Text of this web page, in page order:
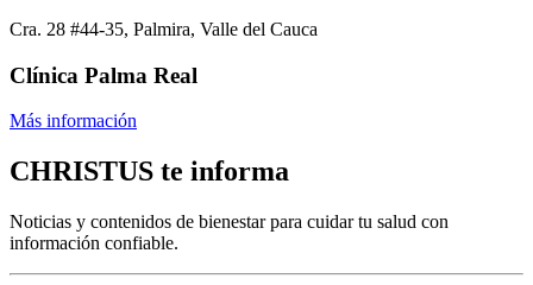
Cra. 28 #44-35, Palmira, Valle del Cauca
Clínica Palma Real
Más información
CHRISTUS te informa
Noticias y contenidos de bienestar para cuidar tu salud con
información confiable.